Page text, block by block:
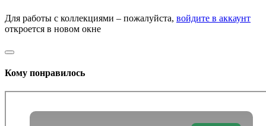
Для работы с коллекциями – пожалуйста, войдите в аккаунт
откроется в новом окне
Кому понравилось